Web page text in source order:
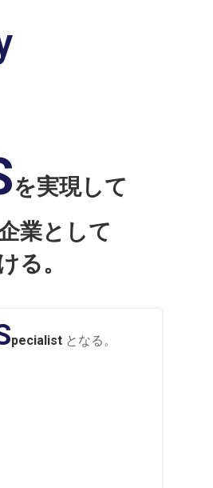
を実現して
業として
る。
pecialist となる。